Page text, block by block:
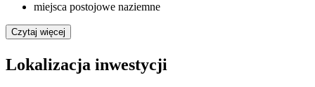
miejsca postojowe naziemne
Czytaj więcej
Lokalizacja inwestycji